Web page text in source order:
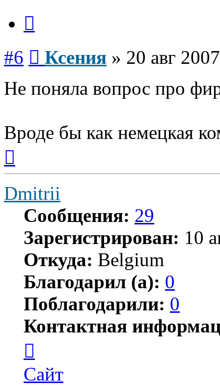
#6 Ксения » 20 авг
Не поняла вопрос про
Вроде бы как немецкая
началу
Dmitrii
Сообщения: 29
Зарегистрирован: 10
Откуда: Belgium
Благодарил (а): 0
Поблагодарили: 0
Контактная
пользователя
Dmitrii
Сайт